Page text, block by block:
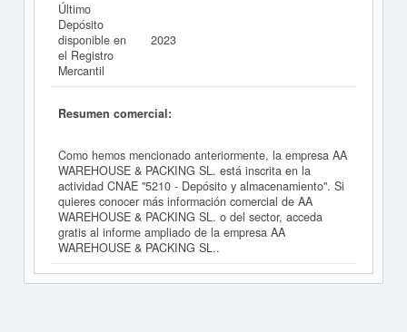
Último
Depósito
disponible en
el Registro
Mercantil
2023
Resumen comercial:
Como hemos mencionado anteriormente, la empresa AA
WAREHOUSE & PACKING SL. está inscrita en la
actividad CNAE "5210 - Depósito y almacenamiento". Si
quieres conocer más información comercial de AA
WAREHOUSE & PACKING SL. o del sector, acceda
gratis al informe ampliado de la empresa AA
WAREHOUSE & PACKING SL..